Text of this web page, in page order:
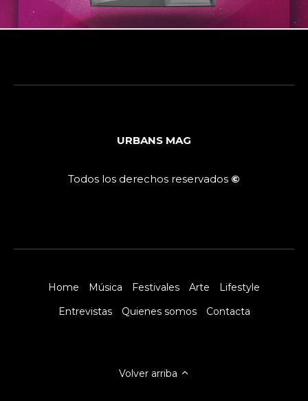
URBANS MAG
Todos los derechos reservados ©
Home Música Festivales Arte
Lifestyle
Entrevistas
Quienes somos Contacta
Volver arriba